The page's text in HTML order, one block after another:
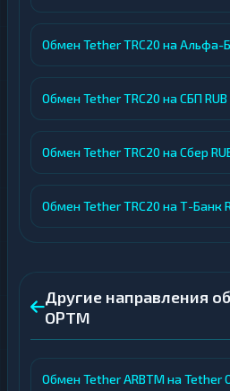
Обмен Tether TRC20 на Альфа-
Обмен Tether TRC20 на СБП RUB
Обмен Tether TRC20 на Сбер
Обмен Tether TRC20 на Т-Банк
Другие направления
OPTM
Обмен Tether ARBTM на Tether